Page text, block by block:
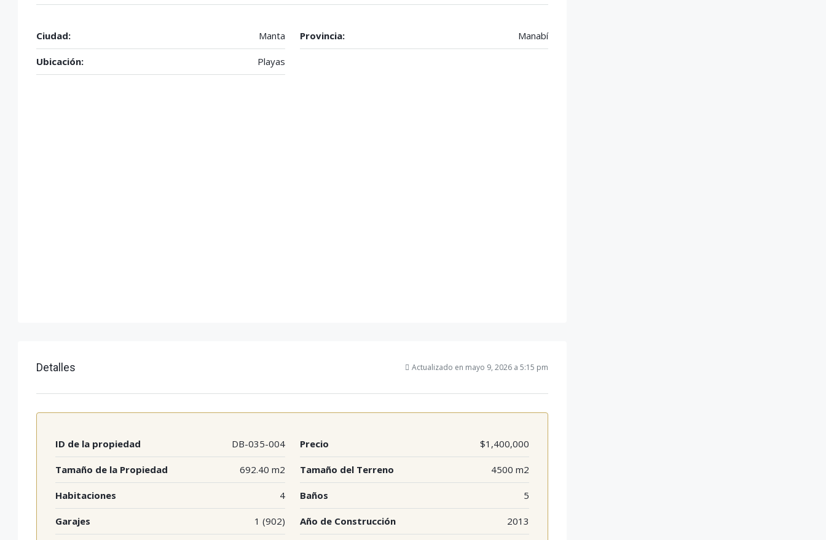
Ciudad: Manta Provincia: Manabí
Ubicación: Playas
Detalles Actualizado en mayo 9, 2026 a 5:15 pm
ID de la propiedad DB-035-004 Precio $1,400,000
Tamaño de la Propiedad 692.40 m2 Tamaño del Terreno 4500 m2
Habitaciones 4 Baños 5
Garajes 1 (902) Año de Construcción 2013